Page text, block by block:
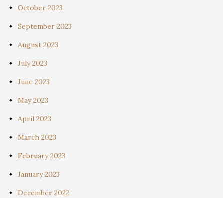
October 2023
September 2023
August 2023
July 2023
June 2023
May 2023
April 2023
March 2023
February 2023
January 2023
December 2022